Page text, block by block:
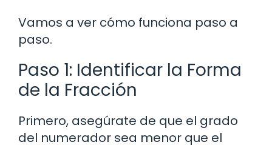
Vamos a ver cómo funciona paso a
paso.
Paso 1: Identificar la Forma
de la Fracción
Primero, asegúrate de que el grado
del numerador sea menor que el